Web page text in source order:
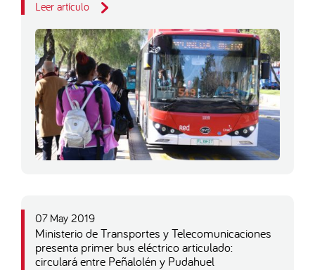
Leer artículo
07 May 2019
Ministerio de Transportes y Telecomunicaciones
presenta primer bus eléctrico articulado:
circulará entre Peñalolén y Pudahuel